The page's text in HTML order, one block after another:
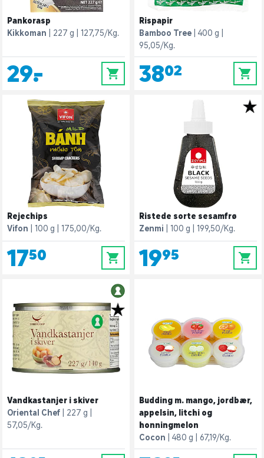
Pankorasp
Kikkoman
227 g 127,75/Kg.
29,- 0
Rispapir
Bamboo Tree
400 g
95,05/Kg.
38,02 0
Rejechips
Vifon
100 g 175,00/Kg.
17,50 0
Ristede sorte sesamfrø
Zenmi
100 g 199,50/Kg.
19,95 0
Vandkastanjer i skiver
Oriental Chef
227 g
57,05/Kg.
Budding m. mango, jordbær,
appelsin, litchi og
honningmelon
Cocon
480 g 67,19/Kg.